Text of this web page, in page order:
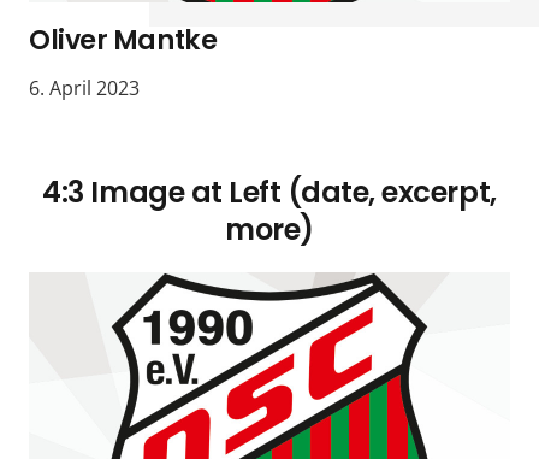
Oliver Mantke
6. April 2023
4:3 Image at Left (date, excerpt,
more)